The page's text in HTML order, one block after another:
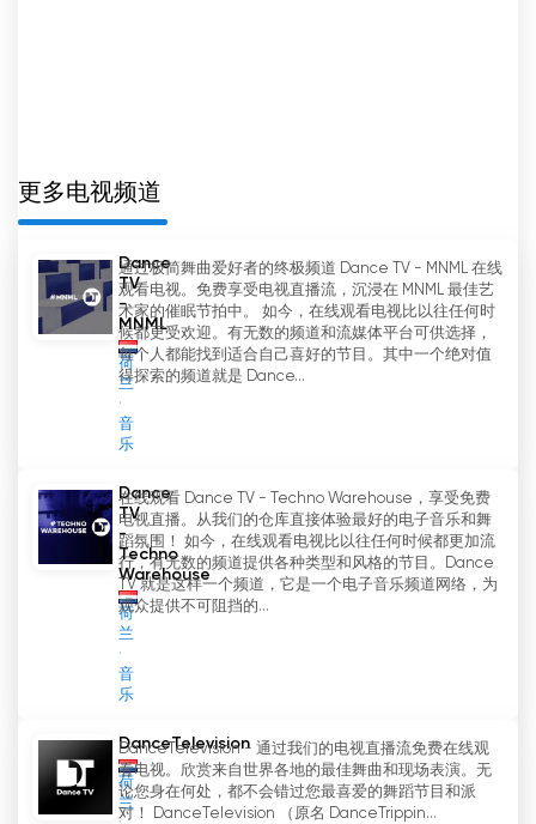
的 Tech House 不间断频道都会为您提供。最重要
的是，这一切都是免费的！无需订阅费或额外付费，
TV 不仅是一个流媒体音乐频道，还是一个电子音乐
爱好者社区。
Dance TV - Algorhythm 網絡電視直播
更多电视频道
Dance
TV
-
MNML
荷
兰
音
乐
通过极简舞曲爱好者的终极频道 Dance TV - MNML 在线
观看电视。免费享受电视直播流，沉浸在 MNML 最佳艺
术家的催眠节拍中。 如今，在线观看电视比以往任何时
候都更受欢迎。有无数的频道和流媒体平台可供选择，
每个人都能找到适合自己喜好的节目。其中一个绝对值
得探索的频道就是 Dance...
Dance
TV
-
Techno
Warehouse
荷
兰
音
乐
在线观看 Dance TV - Techno Warehouse，享受免费
电视直播。从我们的仓库直接体验最好的电子音乐和舞
蹈氛围！ 如今，在线观看电视比以往任何时候都更加流
行，有无数的频道提供各种类型和风格的节目。Dance
TV 就是这样一个频道，它是一个电子音乐频道网络，为
观众提供不可阻挡的...
DanceTelevision
荷
兰
DanceTelevision - 通过我们的电视直播流免费在线观
看电视。欣赏来自世界各地的最佳舞曲和现场表演。无
论您身在何处，都不会错过您最喜爱的舞蹈节目和派
对！ DanceTelevision （原名 DanceTrippin...